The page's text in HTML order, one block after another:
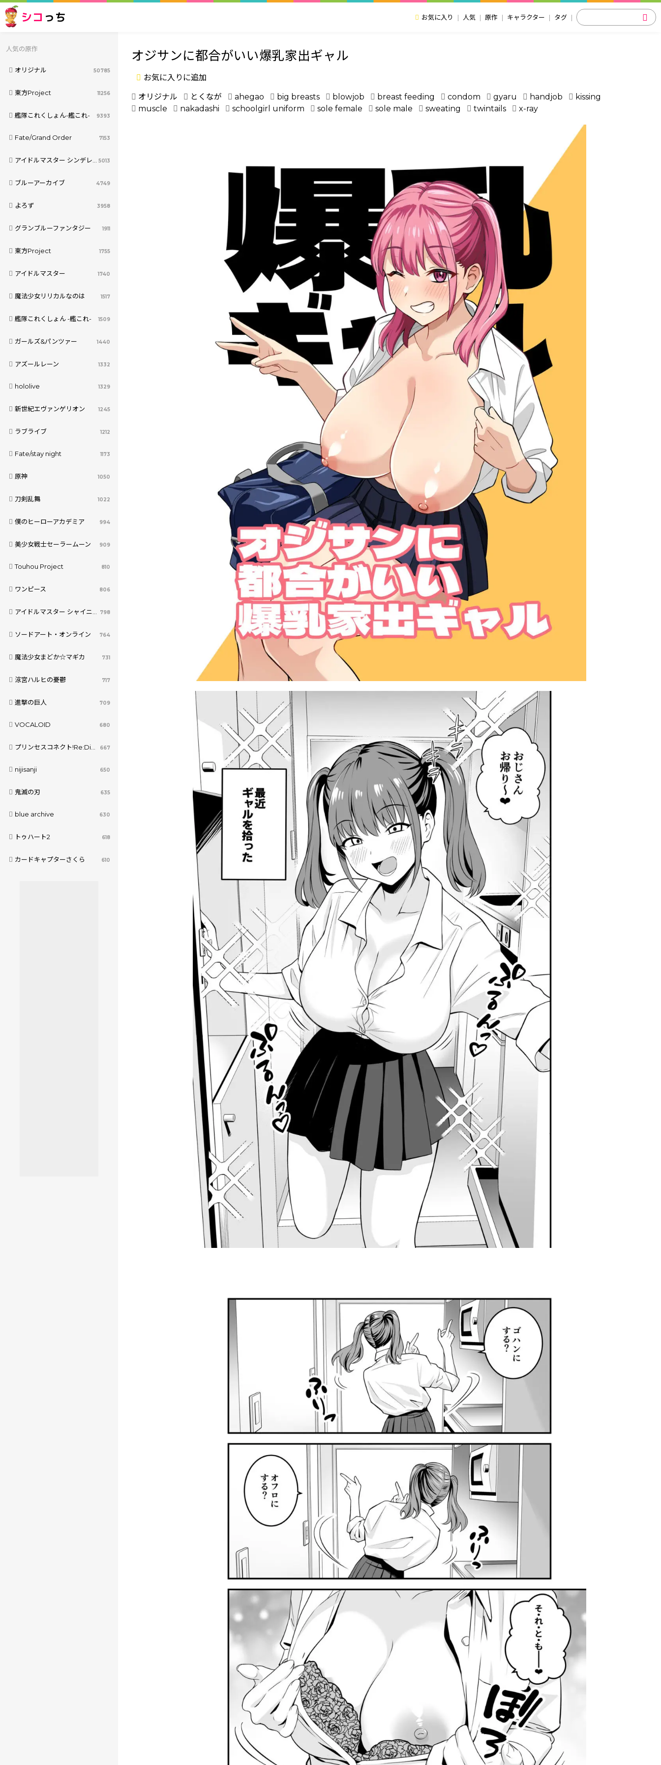
シコ っち お気に入り 人気 原作 キャラクター タグ
人気の原作
オリジナル 50785
東方Project 11256
艦隊これくしょん-艦これ- 9393
Fate/Grand Order 7153
アイドルマスター シンデレラガールズ 5013
ブルーアーカイブ 4749
よろず 3958
グランブルーファンタジー 1911
東方Project 1755
アイドルマスター 1740
魔法少女リリカルなのは 1517
艦隊これくしょん -艦これ- 1509
ガールズ&パンツァー 1440
アズールレーン 1332
hololive 1329
新世紀エヴァンゲリオン 1245
ラブライブ 1212
Fate/stay night 1173
原神 1050
刀剣乱舞 1022
僕のヒーローアカデミア 994
美少女戦士セーラームーン 909
Touhou Project 810
ワンピース 806
アイドルマスター シャイニーカラーズ 798
ソードアート・オンライン 764
魔法少女まどか☆マギカ 731
涼宮ハルヒの憂鬱 717
進撃の巨人 709
VOCALOID 680
プリンセスコネクト!Re:Dive 667
nijisanji 650
鬼滅の刃 635
blue archive 630
トゥハート2 618
カードキャプターさくら 610
オジサンに都合がいい爆乳家出ギャル
お気に入りに追加
オリジナル とくなが ahegao big breasts blowjob breast feeding condom gyaru handjob
kissing
muscle
nakadashi schoolgirl uniform sole female sole male sweating twintails x-ray